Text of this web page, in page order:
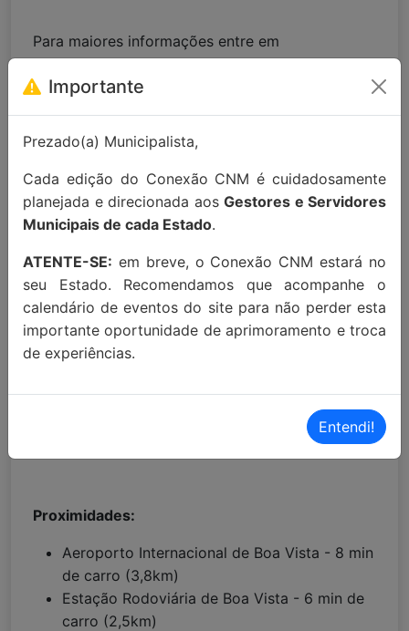
Para maiores informações entre em
contato:contato@conexaocnm.org.brou whats
app(51) 99215-3439
MAIORES INFORMAÇÕES:
Proximidades:
Aeroporto Internacional de Boa Vista - 8 min
de carro (3,8km)
Estação Rodoviária de Boa Vista - 6 min de
carro (2,5km)
Importante
Prezado(a) Municipalista,
Cada edição do Conexão CNM é cuidadosamente
planejada e direcionada aos Gestores e Servidores
Municipais de cada Estado.
ATENTE-SE: em breve, o Conexão CNM estará no
seu Estado. Recomendamos que acompanhe o
calendário de eventos do site para não perder esta
importante oportunidade de aprimoramento e troca
de experiências.
Entendi!